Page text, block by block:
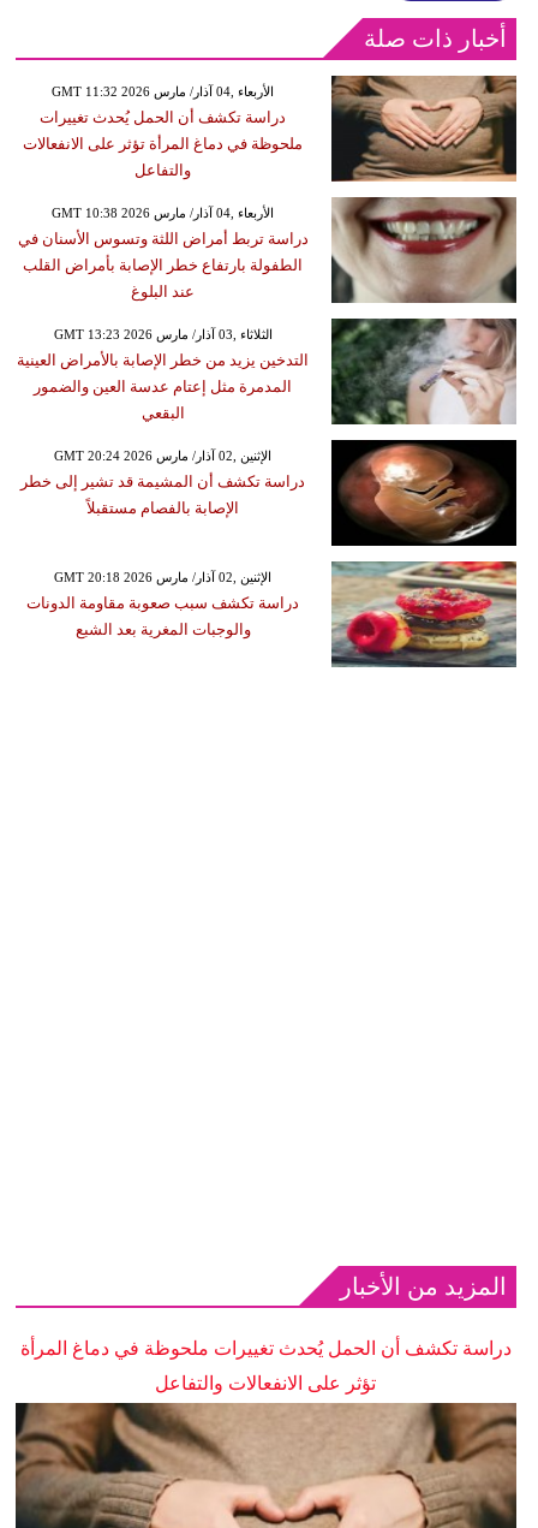
أخبار ذات صلة
GMT 11:32 2026 الأربعاء ,04 آذار/ مارس
دراسة تكشف أن الحمل يُحدث تغييرات
ملحوظة في دماغ المرأة تؤثر على الانفعالات
والتفاعل
GMT 10:38 2026 الأربعاء ,04 آذار/ مارس
دراسة تربط أمراض اللثة وتسوس الأسنان في
الطفولة بارتفاع خطر الإصابة بأمراض القلب
عند البلوغ
GMT 13:23 2026 الثلاثاء ,03 آذار/ مارس
التدخين يزيد من خطر الإصابة بالأمراض العينية
المدمرة مثل إعتام عدسة العين والضمور
البقعي
GMT 20:24 2026 الإثنين ,02 آذار/ مارس
دراسة تكشف أن المشيمة قد تشير إلى خطر
الإصابة بالفصام مستقبلاً
GMT 20:18 2026 الإثنين ,02 آذار/ مارس
دراسة تكشف سبب صعوبة مقاومة الدونات
والوجبات المغرية بعد الشبع
المزيد من الأخبار
دراسة تكشف أن الحمل يُحدث تغييرات ملحوظة في دماغ المرأة
تؤثر على الانفعالات والتفاعل